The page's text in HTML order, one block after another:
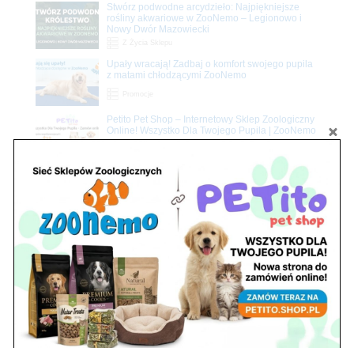
Stwórz podwodne arcydzieło: Najpiękniejsze
rośliny akwariowe w ZooNemo – Legionowo i
Nowy Dwór Mazowiecki
Upały wracają! Zadbaj o komfort swojego pupila
z matami chłodzącymi ZooNemo
Petito Pet Shop – Internetowy Sklep Zoologiczny
Online! Wszystko Dla Twojego Pupila | ZooNemo
Znajdź nas
Adres
05-120 Legionowo
ul. Piłsudskiego 31,
pawilon 134
tel./fax. 22 784 71 96
Godziny pracy
pon. – piąt. 10.00 – 19.00